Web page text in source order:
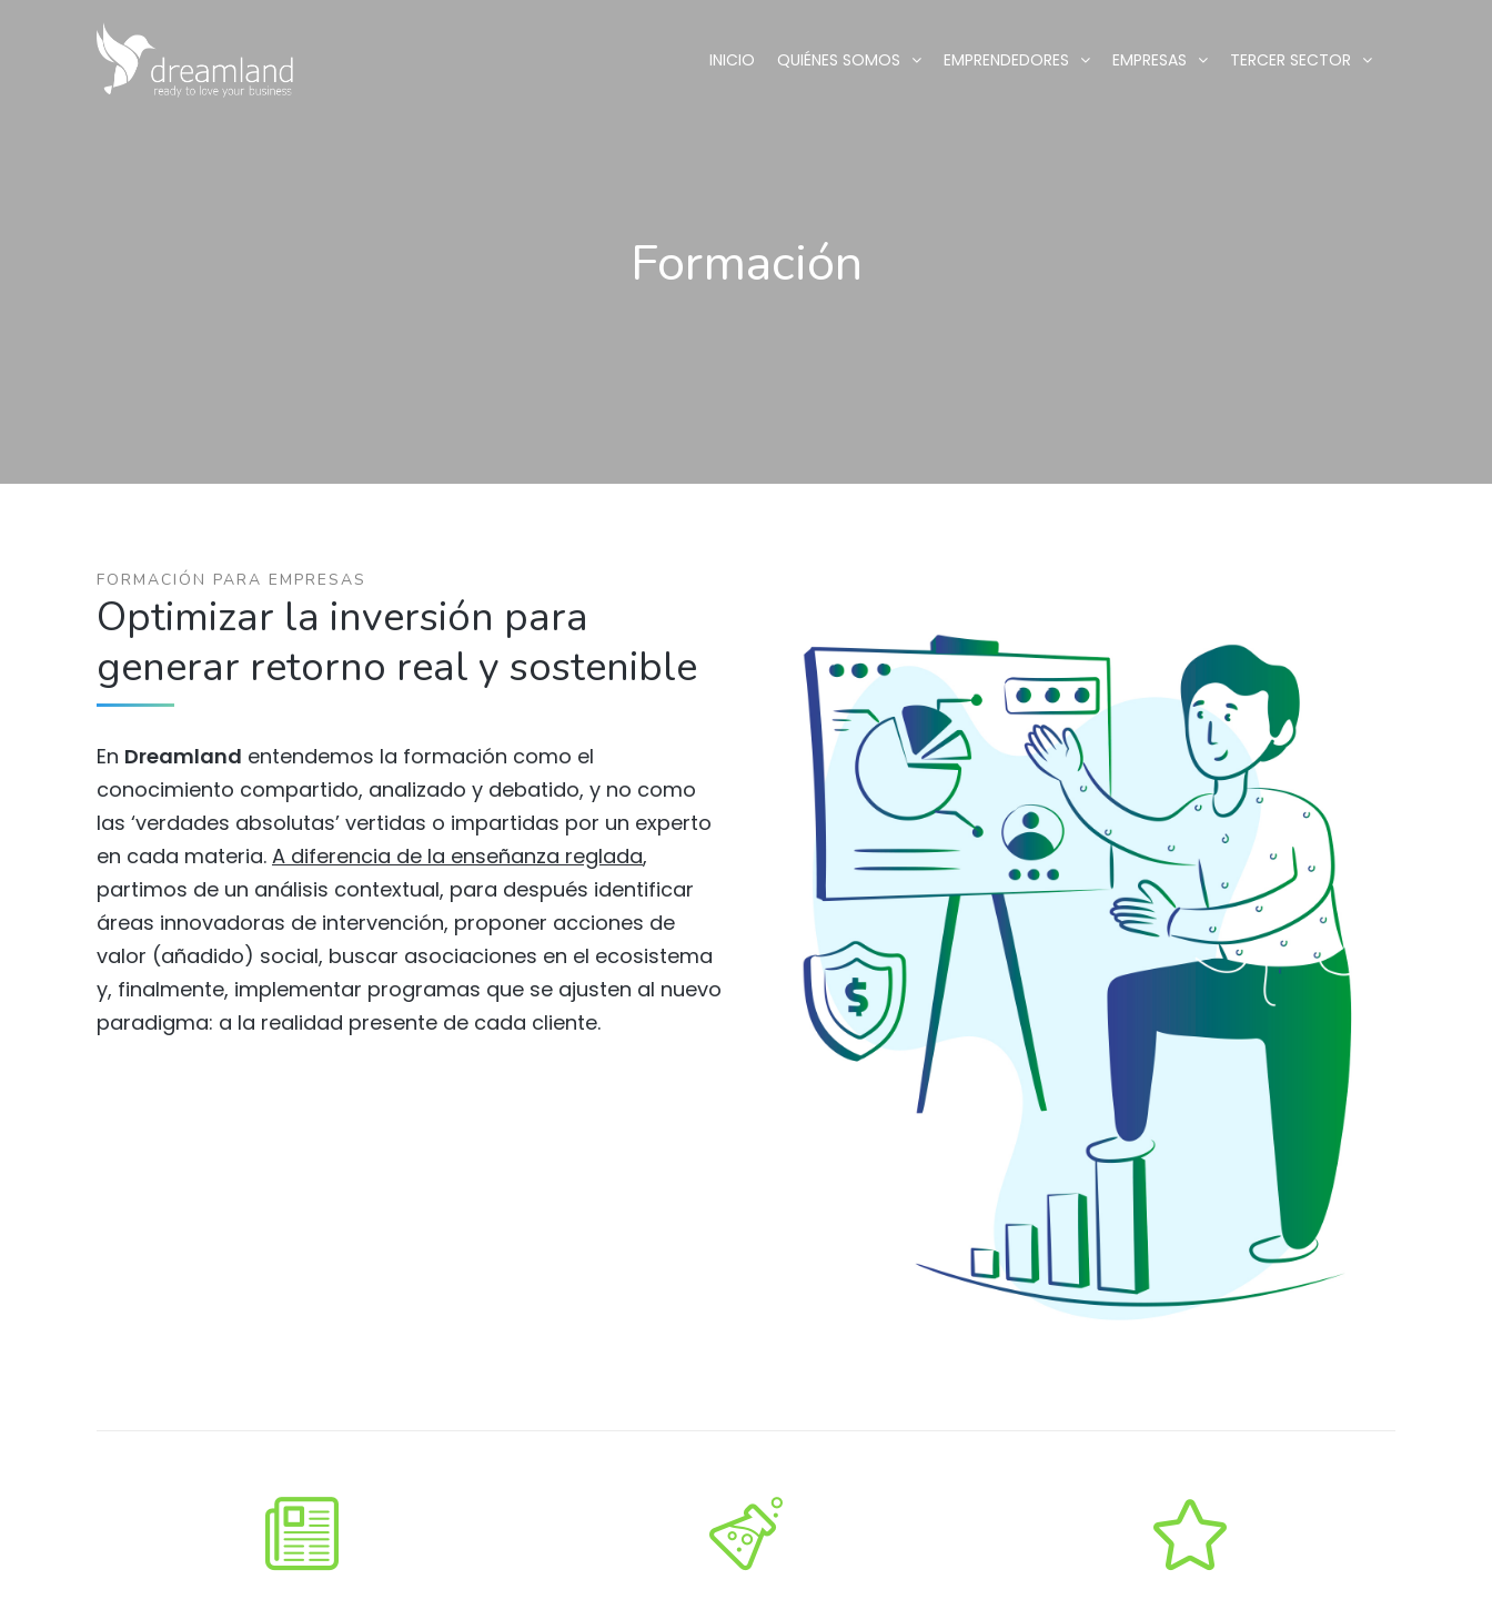
INICIO QUIÉNES SOMOS EMPRENDEDORES EMPRESAS TERCER SECTOR
Formación
FORMACIÓN PARA EMPRESAS
Optimizar la inversión para
generar retorno real y sostenible
En Dreamland entendemos la formación como el
conocimiento compartido, analizado y debatido, y no como
las ‘verdades absolutas’ vertidas o impartidas por un experto
en cada materia. A diferencia de la enseñanza reglada,
partimos de un análisis contextual, para después identificar
áreas innovadoras de intervención, proponer acciones de
valor (añadido) social, buscar asociaciones en el ecosistema
y, finalmente, implementar programas que se ajusten al nuevo
paradigma: a la realidad presente de cada cliente.